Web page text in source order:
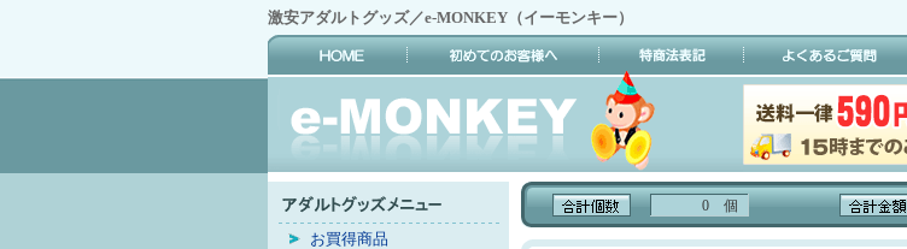
激安アダルトグッズ／e-MONKEY（イーモンキー）
お買得商品
0 個